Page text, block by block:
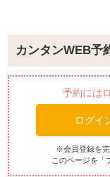
・煮物椀
かりゆし金目
近海魚造り盛合
沖縄県産和牛
季節野菜焚合せ
・御飯
炊き込み御飯
カンタンWEB予
予約には
ログイ
※会員登録を完
このページを「